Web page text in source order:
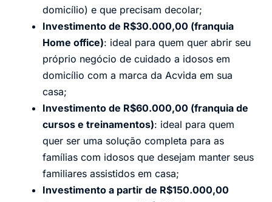
domicílio) e que precisam decolar;
Investimento de R$30.000,00 (franquia
Home office): ideal para quem quer abrir seu
próprio negócio de cuidado a idosos em
domicílio com a marca da Acvida em sua
casa;
Investimento de R$60.000,00 (franquia de
cursos e treinamentos): ideal para quem
quer ser uma solução completa para as
famílias com idosos que desejam manter seus
familiares assistidos em casa;
Investimento a partir de R$150.000,00